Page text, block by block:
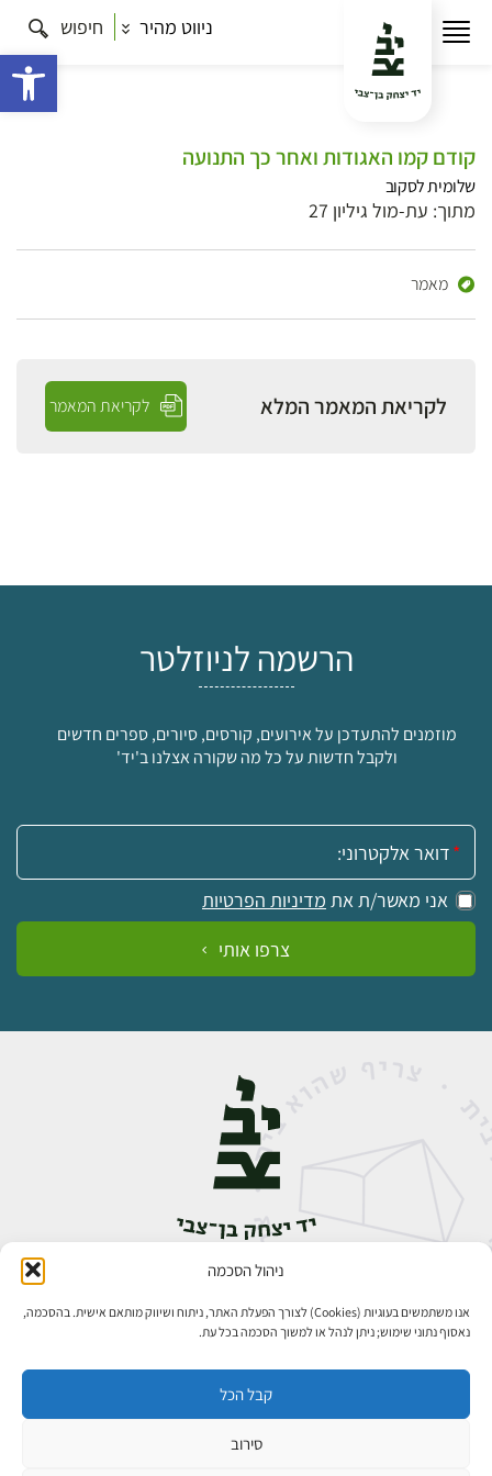
ניהול הסכמה
אנו משתמשים בעוגיות (Cookies) לצורך הפעלת האתר, ניתוח ושיווק מותאם אישית. בהסכמה,
נאסוף נתוני שימוש; ניתן לנהל או למשוך הסכמה בכל עת.
קבל הכל
סירוב
ניווט מהיר חיפוש
קודם קמו האגודות ואחר כך התנועה
שלומית לסקוב
מתוך: עת-מול גיליון 27
מאמר
לקריאת המאמר המלא לקריאת המאמר
הרשמה לניוזלטר
מוזמנים להתעדכן על אירועים, קורסים, סיורים, ספרים חדשים
ולקבל חדשות על כל מה שקורה אצלנו ב'יד'
אימייל:
אני מאשר/ת את מדיניות הפרטיות
צרפו אותי
אבן גבירול 14, רחביה, ירושלים